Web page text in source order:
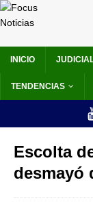
INICIO
TENDENCIAS
Escolta
desmayó